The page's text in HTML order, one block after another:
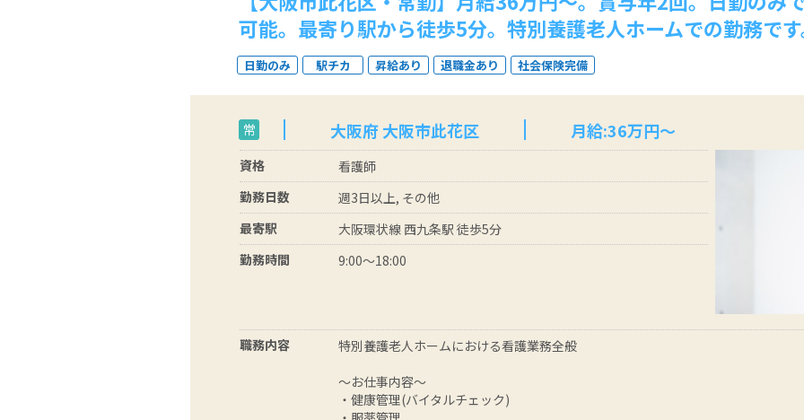
可能。最寄り駅から徒歩5分。特別養護老人ホームでの勤務で
日勤のみ 駅チカ 昇給あり 退職金あり 社会保険完備
常 大阪府 大阪市此花区 月給:36万円～
資格
看護師
勤務日数
週3日以上, その他
最寄駅
大阪環状線 西九条駅 徒歩5分
勤務時間
9:00～18:00
職務内容
特別養護老人ホームにおける看護業務全般
～お仕事内容～
・健康管理(バイタルチェック)